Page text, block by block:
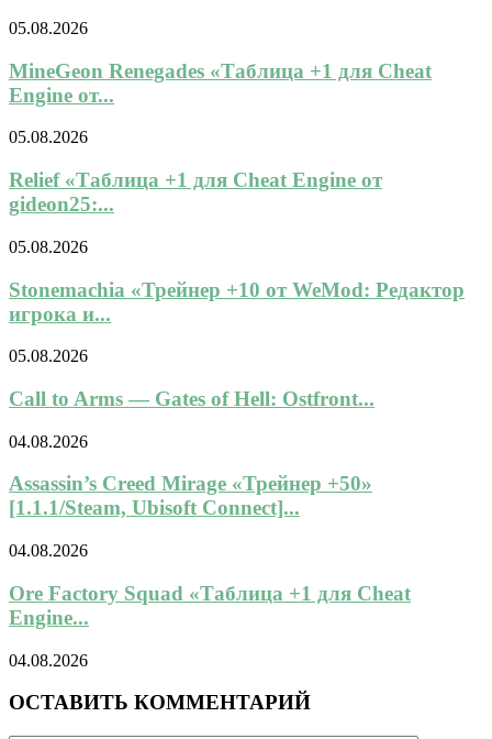
05.08.2026
MineGeon Renegades «Таблица +1 для Cheat
Engine от...
05.08.2026
Relief «Таблица +1 для Cheat Engine от
gideon25:...
05.08.2026
Stonemachia «Трейнер +10 от WeMod: Редактор
игрока и...
05.08.2026
Call to Arms — Gates of Hell: Ostfront...
04.08.2026
Assassin’s Creed Mirage «Трейнер +50»
[1.1.1/Steam, Ubisoft Connect]...
04.08.2026
Ore Factory Squad «Таблица +1 для Cheat
Engine...
04.08.2026
ОСТАВИТЬ КОММЕНТАРИЙ